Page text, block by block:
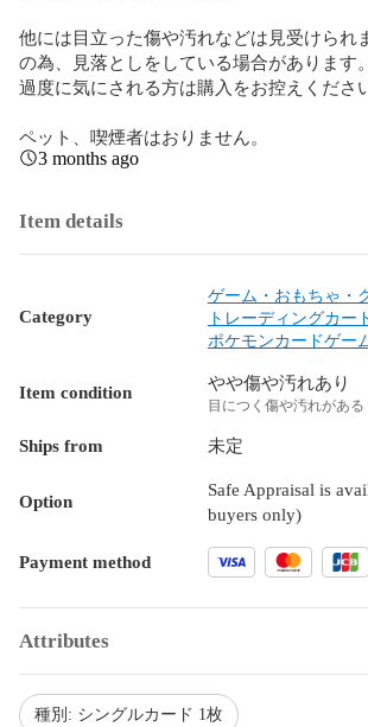
他には目立った傷や汚れなどは見受けられ
の為、見落としをしている場合があります
過度に気にされる方は購入をお控えくださ
ペット、喫煙者はおりません。
3 months ago
Item details
Category
ゲーム・おもちゃ・
トレーディングカー
ポケモンカードゲー
Item condition やや傷や汚れあり
目につく傷や汚れがある
Ships from 未定
Option
Safe Appraisal is
buyers only)
Payment method
Attributes
種別: シングルカード 1枚